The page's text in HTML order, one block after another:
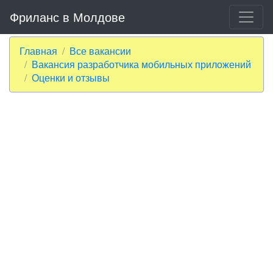
Фриланс в Молдове
Главная
Все вакансии
Вакансия разработчика мобильных приложений
Оценки и отзывы